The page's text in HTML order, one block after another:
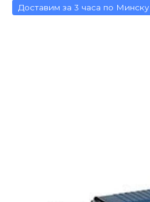
Доставим за 3 часа по Минску